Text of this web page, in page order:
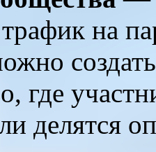
на
где
делятся